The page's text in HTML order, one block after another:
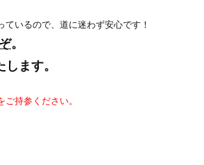
いるので、道に迷わず安心です！
。
ます。
持参ください。